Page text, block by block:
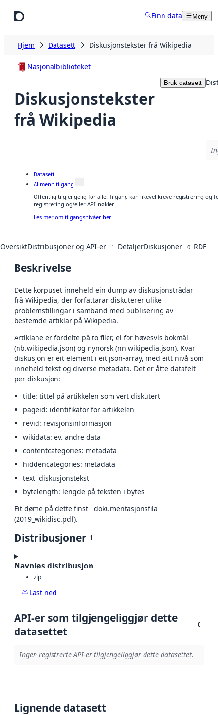
Finn data Meny
Hjem Datasett Diskusjonstekster frå Wikipedia
Nasjonalbiblioteket
Diskusjonstekster
frå Wikipedia
Bruk datasett
Datasett
Allmenn tilgang
Offentlig tilgjengelig for alle. Tilgang kan likevel kreve registrering og
registrering og/eller API-nøkler.
Les mer om tilgangsnivåer her
OversiktDistribusjoner og API-er 1 DetaljerDiskusjoner 0 RDF
Beskrivelse
Dette korpuset inneheld ein dump av diskusjonstrådar
frå Wikipedia, der forfattarar diskuterer ulike
problemstillingar i samband med publisering av
bestemde artiklar på Wikipedia.
Artiklane er fordelte på to filer, ei for høvesvis bokmål
(nb.wikipedia.json) og nynorsk (nn.wikipedia.json). Kvar
diskusjon er eit element i eit json-array, med eitt nivå som
inneheld tekst og diverse metadata. Det er åtte datafelt
per diskusjon:
title: tittel på artikkelen som vert diskutert
pageid: identifikator for artikkelen
revid: revisjonsinformasjon
wikidata: ev. andre data
contentcategories: metadata
hiddencategories: metadata
text: diskusjonstekst
bytelength: lengde på teksten i bytes
Eit døme på dette finst i dokumentasjonsfila
(2019_wikidisc.pdf).
Distribusjoner 1
Navnløs distribusjon
zip
Last ned
API-er som tilgjengeliggjør dette
datasettet
0
Ingen registrerte API-er tilgjengeliggjør dette datasettet.
Lignende datasett